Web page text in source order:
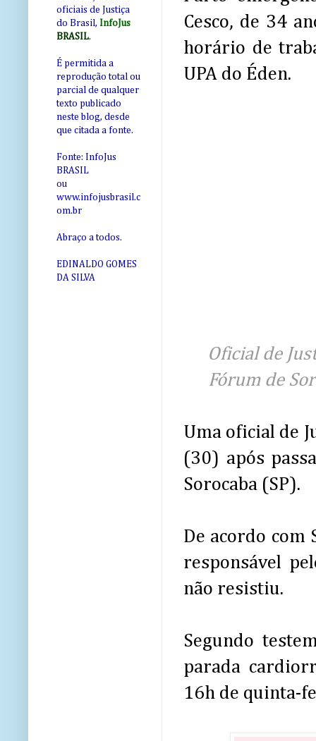
Cesco, de 34
horário de
UPA do Éden.
Oficial de
Fórum de
Uma oficial de
(30) após
Sorocaba (SP).
De acordo com
responsável
não resistiu.
Segundo
parada
16h de quinta-
oficiais de Justiça
do Brasil, InfoJus
BRASIL.
É permitida a
reprodução total ou
parcial de qualquer
texto publicado
neste blog, desde
que citada a fonte.
Fonte: InfoJus
BRASIL
ou
www.infojusbrasil.c
om.br
Abraço a todos.
EDINALDO GOMES
DA SILVA